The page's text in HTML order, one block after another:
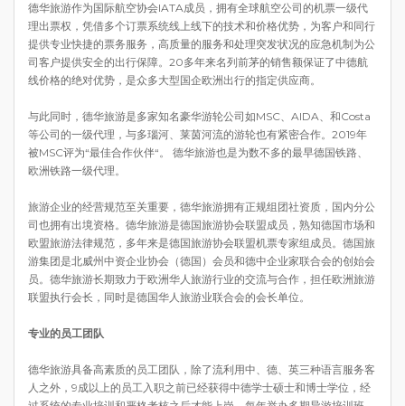
德华旅游作为国际航空协会IATA成员，拥有全球航空公司的机票一级代
理出票权，凭借多个订票系统线上线下的技术和价格优势，为客户和同行
提供专业快捷的票务服务，高质量的服务和处理突发状况的应急机制为公
司客户提供安全的出行保障。20多年来名列前茅的销售额保证了中德航
线价格的绝对优势，是众多大型国企欧洲出行的指定供应商。
与此同时，德华旅游是多家知名豪华游轮公司如MSC、AIDA、和Costa
等公司的一级代理，与多瑙河、莱茵河流的游轮也有紧密合作。2019年
被MSC评为“最佳合作伙伴“。 德华旅游也是为数不多的最早德国铁路、
欧洲铁路一级代理。
旅游企业的经营规范至关重要，德华旅游拥有正规组团社资质，国内分公
司也拥有出境资格。德华旅游是德国旅游协会联盟成员，熟知德国市场和
欧盟旅游法律规范，多年来是德国旅游协会联盟机票专家组成员。德国旅
游集团是北威州中资企业协会（德国）会员和德中企业家联合会的创始会
员。德华旅游长期致力于欧洲华人旅游行业的交流与合作，担任欧洲旅游
联盟执行会长，同时是德国华人旅游业联合会的会长单位。
专业的员工团队
德华旅游具备高素质的员工团队，除了流利用中、德、英三种语言服务客
人之外，9成以上的员工入职之前已经获得中德学士硕士和博士学位，经